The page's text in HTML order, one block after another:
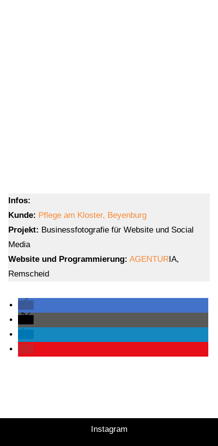
Infos:
Kunde: Pflege am Kloster, Beyenburg
Projekt: Businessfotografie für Website und Social
Media
Website und Programmierung: AGENTUR IA,
Remscheid
Instagram